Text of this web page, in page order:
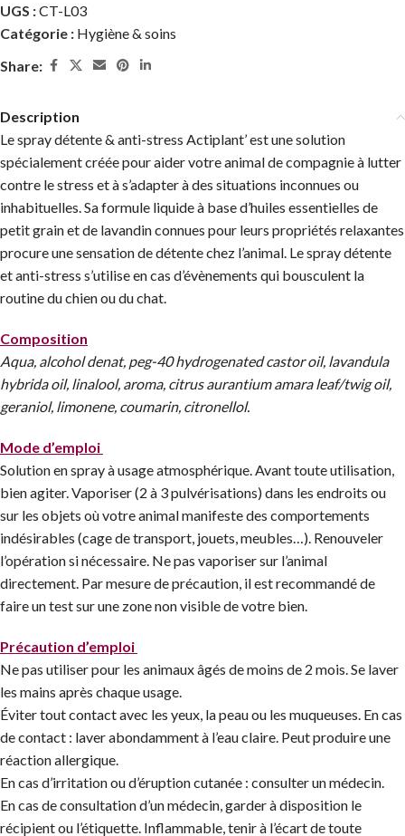
UGS :CT-L03
Catégorie : Hygiène & soins
Share:
Description
Le spray détente & anti-stress Actiplant’ est une solution
spécialement créée pour aider votre animal de compagnie à lutter
contre le stress et à s’adapter à des situations inconnues ou
inhabituelles. Sa formule liquide à base d’huiles essentielles de
petit grain et de lavandin connues pour leurs propriétés relaxantes
procure une sensation de détente chez l’animal. Le spray détente
et anti-stress s’utilise en cas d’évènements qui bousculent la
routine du chien ou du chat.
Composition
Aqua, alcohol denat, peg-40 hydrogenated castor oil, lavandula
hybrida oil, linalool, aroma, citrus aurantium amara leaf/twig oil,
geraniol, limonene, coumarin, citronellol.
Mode d’emploi
Solution en spray à usage atmosphérique. Avant toute utilisation,
bien agiter. Vaporiser (2 à 3 pulvérisations) dans les endroits ou
sur les objets où votre animal manifeste des comportements
indésirables (cage de transport, jouets, meubles…). Renouveler
l’opération si nécessaire. Ne pas vaporiser sur l’animal
directement. Par mesure de précaution, il est recommandé de
faire un test sur une zone non visible de votre bien.
Précaution d’emploi
Ne pas utiliser pour les animaux âgés de moins de 2 mois. Se laver
les mains après chaque usage.
Éviter tout contact avec les yeux, la peau ou les muqueuses. En cas
de contact : laver abondamment à l’eau claire. Peut produire une
réaction allergique.
En cas d’irritation ou d’éruption cutanée : consulter un médecin.
En cas de consultation d’un médecin, garder à disposition le
récipient ou l’étiquette. Inflammable, tenir à l’écart de toute